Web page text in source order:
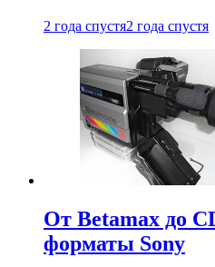
2 года спустя2 года спустя
От Betamax до
форматы Sony